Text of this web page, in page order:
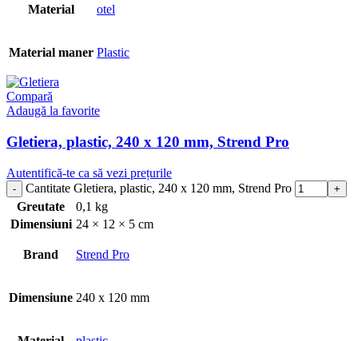
Material otel
Material maner Plastic
Compară
Adaugă la favorite
Gletiera, plastic, 240 x 120 mm, Strend Pro
Autentifică-te ca să vezi prețurile
Cantitate Gletiera, plastic, 240 x 120 mm, Strend Pro
Greutate
0,1 kg
Dimensiuni 24 × 12 × 5 cm
Brand Strend Pro
Dimensiune 240 x 120 mm